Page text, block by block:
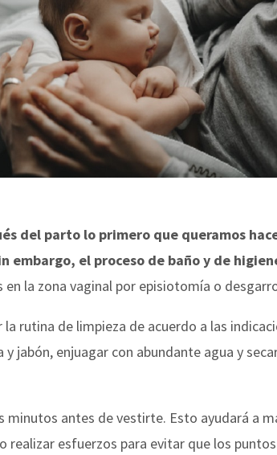
del parto lo primero que queramos
embargo, el proceso de baño y de
la zona vaginal por episiotomía o
la rutina de limpieza de acuerdo a las
jabón, enjuagar con abundante agua y
minutos antes de vestirte. Esto ayudará a
realizar esfuerzos para evitar que los